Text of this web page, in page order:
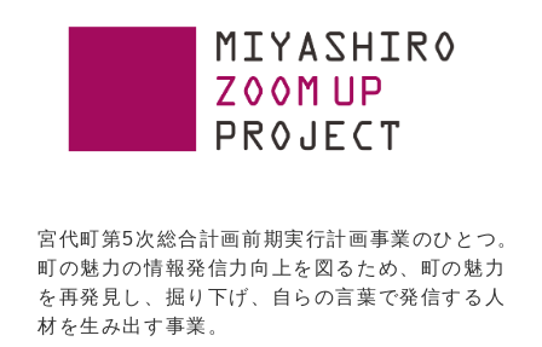
宮代町第5次総合計画前期実行計画事業のひとつ。
町の魅力の情報発信力向上を図るため、町の魅力
を再発見し、掘り下げ、自らの言葉で発信する人
材を生み出す事業。